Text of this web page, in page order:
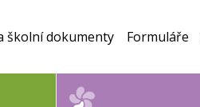
školní dokumenty Formuláře